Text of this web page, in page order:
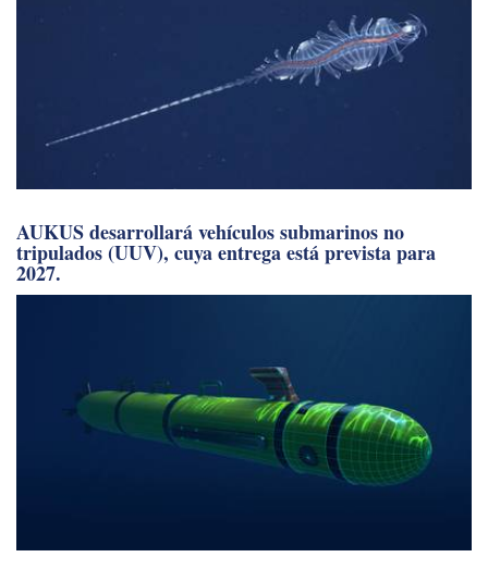
AUKUS desarrollará vehículos submarinos no
tripulados (UUV), cuya entrega está prevista para
2027.